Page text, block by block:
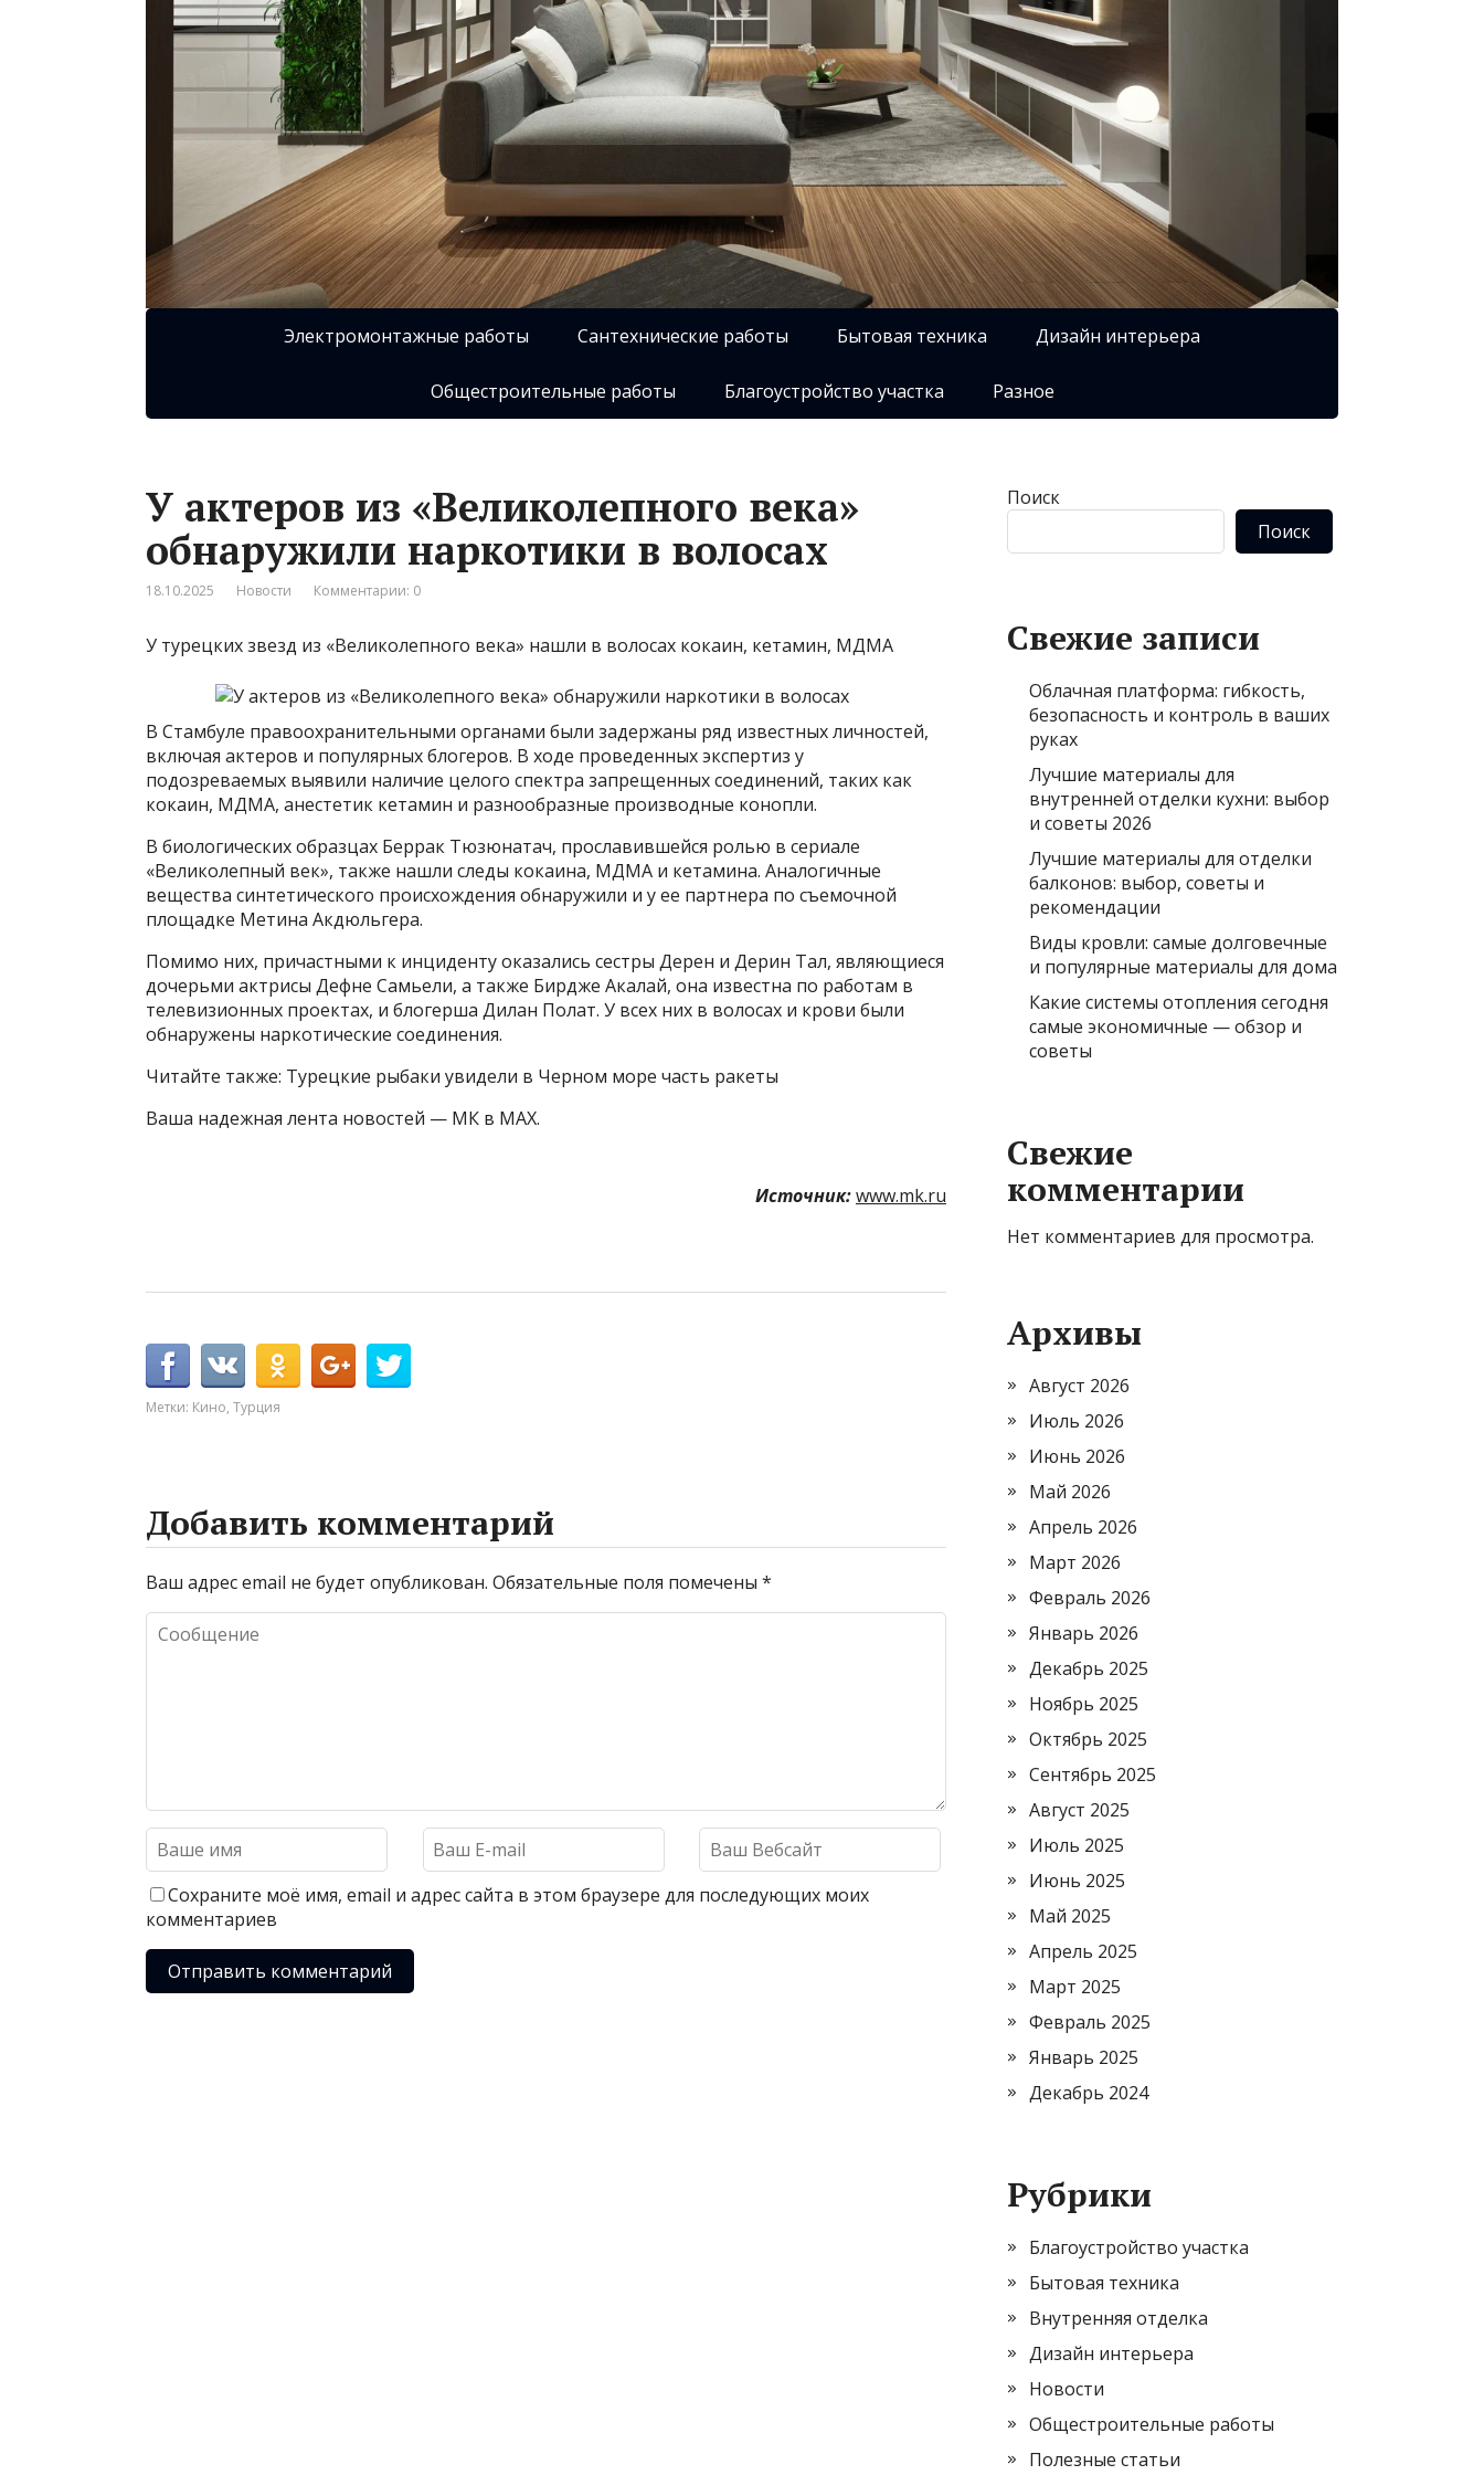
Электромонтажные работы Сантехнические работы Бытовая техника Дизайн интерьера
Общестроительные работы Благоустройство участка Разное
У актеров из «Великолепного века»
обнаружили наркотики в волосах
18.10.2025 Новости Комментарии: 0
У турецких звезд из «Великолепного века» нашли в волосах кокаин, кетамин, МДМА
В Стамбуле правоохранительными органами были задержаны ряд известных личностей,
включая актеров и популярных блогеров. В ходе проведенных экспертиз у
подозреваемых выявили наличие целого спектра запрещенных соединений, таких как
кокаин, МДМА, анестетик кетамин и разнообразные производные конопли.
В биологических образцах Беррак Тюзюнатач, прославившейся ролью в сериале
«Великолепный век», также нашли следы кокаина, МДМА и кетамина. Аналогичные
вещества синтетического происхождения обнаружили и у ее партнера по съемочной
площадке Метина Акдюльгера.
Помимо них, причастными к инциденту оказались сестры Дерен и Дерин Тал, являющиеся
дочерьми актрисы Дефне Самьели, а также Бирдже Акалай, она известна по работам в
телевизионных проектах, и блогерша Дилан Полат. У всех них в волосах и крови были
обнаружены наркотические соединения.
Читайте также: Турецкие рыбаки увидели в Черном море часть ракеты
Ваша надежная лента новостей — МК в MAX.
Источник:www.mk.ru
Метки: Кино, Турция
Добавить комментарий
Ваш адрес email не будет опубликован. Обязательные поля помечены *
Сохраните моё имя, email и адрес сайта в этом браузере для последующих моих
комментариев
Поиск
Поиск
Свежие записи
Облачная платформа: гибкость,
безопасность и контроль в ваших
руках
Лучшие материалы для
внутренней отделки кухни: выбор
и советы 2026
Лучшие материалы для отделки
балконов: выбор, советы и
рекомендации
Виды кровли: самые долговечные
и популярные материалы для дома
Какие системы отопления сегодня
самые экономичные — обзор и
советы
Свежие
комментарии
Нет комментариев для просмотра.
Архивы
Август 2026
Июль 2026
Июнь 2026
Май 2026
Апрель 2026
Март 2026
Февраль 2026
Январь 2026
Декабрь 2025
Ноябрь 2025
Октябрь 2025
Сентябрь 2025
Август 2025
Июль 2025
Июнь 2025
Май 2025
Апрель 2025
Март 2025
Февраль 2025
Январь 2025
Декабрь 2024
Рубрики
Благоустройство участка
Бытовая техника
Внутренняя отделка
Дизайн интерьера
Новости
Общестроительные работы
Полезные статьи